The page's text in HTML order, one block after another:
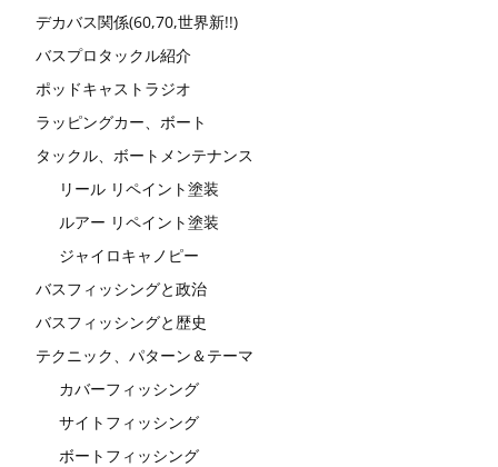
デカバス関係(60,70,世界新!!)
バスプロタックル紹介
ポッドキャストラジオ
ラッピングカー、ボート
タックル、ボートメンテナンス
リール リペイント塗装
ルアー リペイント塗装
ジャイロキャノピー
バスフィッシングと政治
バスフィッシングと歴史
テクニック、パターン＆テーマ
カバーフィッシング
サイトフィッシング
ボートフィッシング